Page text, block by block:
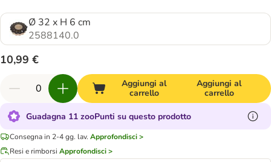
Ø 32 x H 6 cm
2588140.0
10,99 €
Aggiungi al
carrello
Aggiungi al
carrello
Guadagna 11 zooPunti su questo prodotto
Consegna in 2-4 gg. lav. Approfondisci >
Resi e rimborsi Approfondisci >